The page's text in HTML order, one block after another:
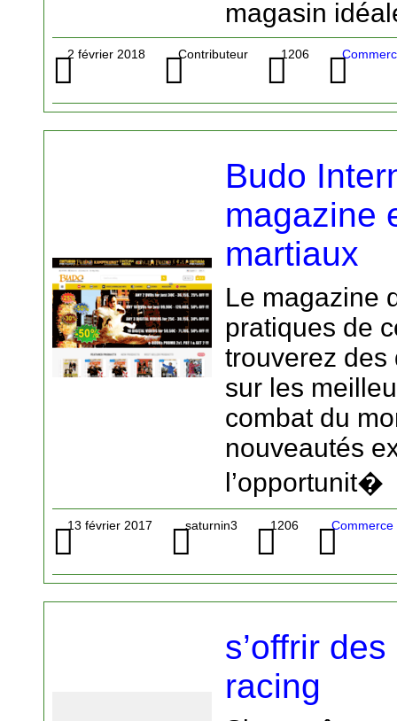
magasin
2 février 2018 Contributeur 1206
Budo
magazine
martiaux
Le magazine
pratiques de
trouverez des
sur les
combat du
nouveautés
l’opportunit�
13 février 2017 saturnin3 1206
s’offrir
racing